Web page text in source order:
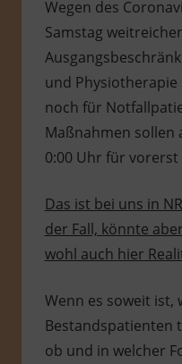
Wegen des
Samstag
und
noch für
Maßnahmen sollen
0:00 Uhr für
Das ist bei uns in
der Fall, könnte
wohl auch hier
Wenn es soweit ist,
Bestandspatienten
ob und in welcher